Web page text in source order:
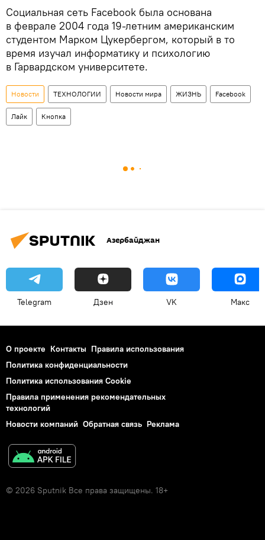
Социальная сеть Facebook была основана
в феврале 2004 года 19-летним американским
студентом Марком Цукербергом, который в то
время изучал информатику и психологию
в Гарвардском университете.
Новости ТЕХНОЛОГИИ Новости мира ЖИЗНЬ Facebook
Лайк Кнопка
Азербайджан
Telegram Дзен VK Макс
О проекте Контакты Правила использования
Политика конфиденциальности
Политика использования Cookie
Правила применения рекомендательных
технологий
Новости компаний Обратная связь Реклама
© 2026 Sputnik Все права защищены. 18+